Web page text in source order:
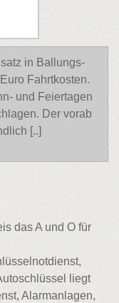
in Ballungs-
Fahrtkosten.
und Feiertagen
Der vorab
[..]
das A und O für
liegt
Alarmanlagen,